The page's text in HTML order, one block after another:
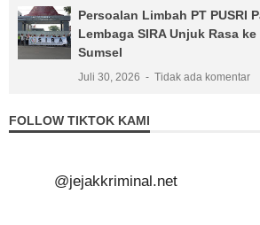
Persoalan Limbah PT PUSRI
Lembaga SIRA Unjuk Rasa
Sumsel
Juli 30, 2026 Tidak ada komentar
FOLLOW TIKTOK KAMI
@jejakkriminal.net